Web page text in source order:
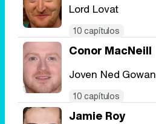
Lord Lovat
10 capítulos
Conor MacNeill
Joven Ned Gowan
10 capítulos
Jamie Roy